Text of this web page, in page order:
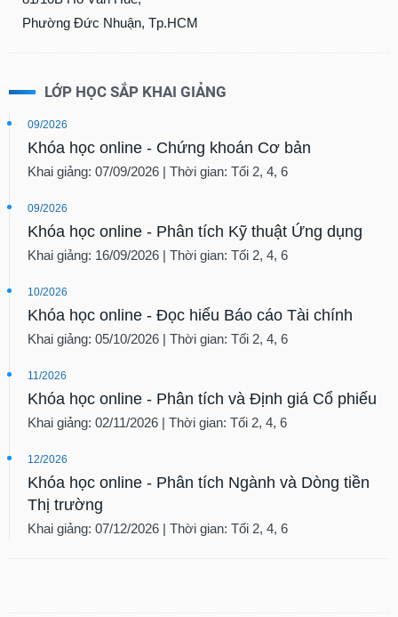
Phường Đức Nhuận, Tp.HCM
LỚP HỌC SẮP KHAI GIẢNG
09/2026
Khóa học online - Chứng khoán Cơ bản
Khai giảng: 07/09/2026 | Thời gian: Tối 2, 4, 6
09/2026
Khóa học online - Phân tích Kỹ thuật Ứng dụng
Khai giảng: 16/09/2026 | Thời gian: Tối 2, 4, 6
10/2026
Khóa học online - Đọc hiểu Báo cáo Tài chính
Khai giảng: 05/10/2026 | Thời gian: Tối 2, 4, 6
11/2026
Khóa học online - Phân tích và Định giá Cổ phiếu
Khai giảng: 02/11/2026 | Thời gian: Tối 2, 4, 6
12/2026
Khóa học online - Phân tích Ngành và Dòng tiền
Thị trường
Khai giảng: 07/12/2026 | Thời gian: Tối 2, 4, 6
DÙNG
YẾU
CHĂM
SÓC
SỨC
CHÍNH
CÔNG
NGHỆ
THÔNG
TIN